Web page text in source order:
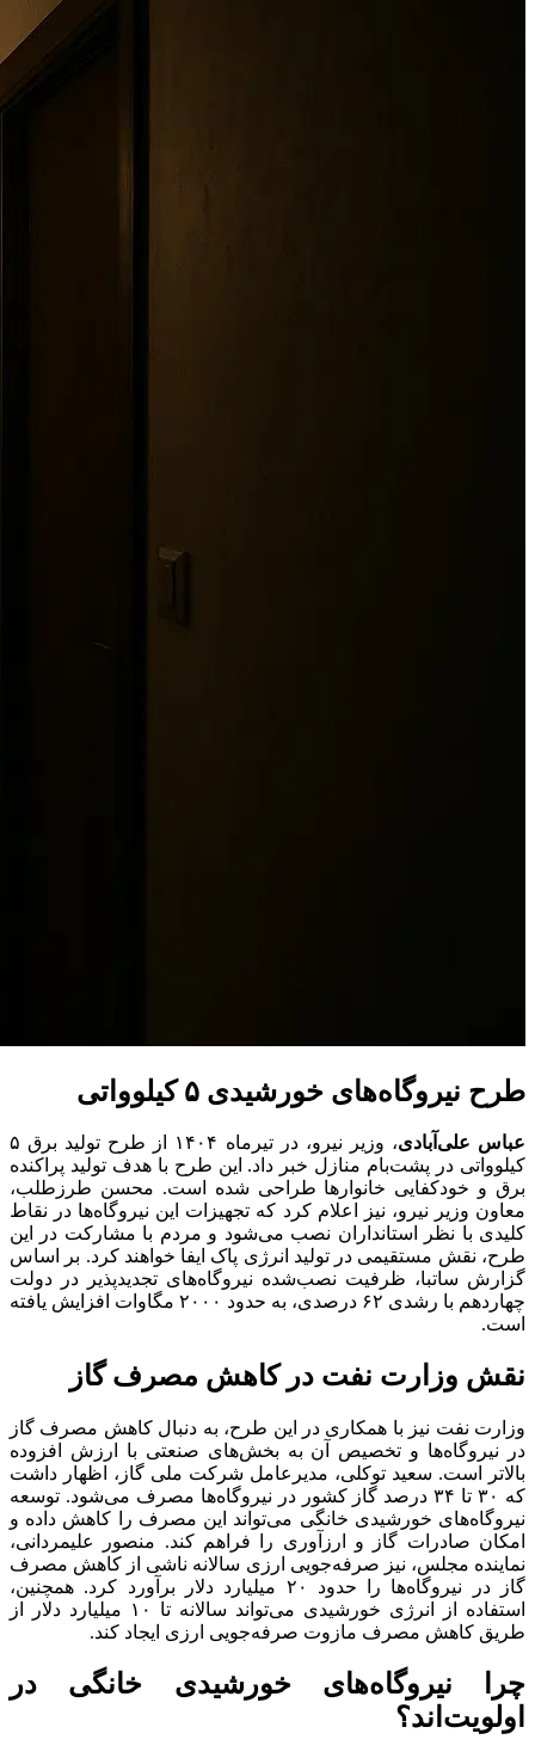
طرح نیروگاه‌های خورشیدی ۵ کیلوواتی
عباس علی‌آبادی
، وزیر نیرو، در تیرماه ۱۴۰۴ از طرح تولید برق ۵
کیلوواتی در پشت‌بام منازل خبر داد. این طرح با هدف تولید پراکنده
برق و خودکفایی خانوارها طراحی شده است. محسن طرزطلب،
معاون وزیر نیرو، نیز اعلام کرد که تجهیزات این نیروگاه‌ها در نقاط
کلیدی با نظر استانداران نصب می‌شود و مردم با مشارکت در این
طرح، نقش مستقیمی در تولید انرژی پاک ایفا خواهند کرد. بر اساس
گزارش ساتبا، ظرفیت نصب‌شده نیروگاه‌های تجدیدپذیر در دولت
چهاردهم با رشدی ۶۲ درصدی، به حدود ۲۰۰۰ مگاوات افزایش یافته
است.
نقش وزارت نفت در کاهش مصرف گاز
وزارت نفت نیز با همکاری در این طرح، به دنبال کاهش مصرف گاز
در نیروگاه‌ها و تخصیص آن به بخش‌های صنعتی با ارزش افزوده
بالاتر است. سعید توکلی، مدیرعامل شرکت ملی گاز، اظهار داشت
که ۳۰ تا ۳۴ درصد گاز کشور در نیروگاه‌ها مصرف می‌شود. توسعه
نیروگاه‌های خورشیدی خانگی می‌تواند این مصرف را کاهش داده و
امکان صادرات گاز و ارزآوری را فراهم کند. منصور علیمردانی،
نماینده مجلس، نیز صرفه‌جویی ارزی سالانه ناشی از کاهش مصرف
گاز در نیروگاه‌ها را حدود ۲۰ میلیارد دلار برآورد کرد. همچنین،
استفاده از انرژی خورشیدی می‌تواند سالانه تا ۱۰ میلیارد دلار از
طریق کاهش مصرف مازوت صرفه‌جویی ارزی ایجاد کند.
چرا نیروگاه‌های خورشیدی خانگی در
اولویت‌اند؟